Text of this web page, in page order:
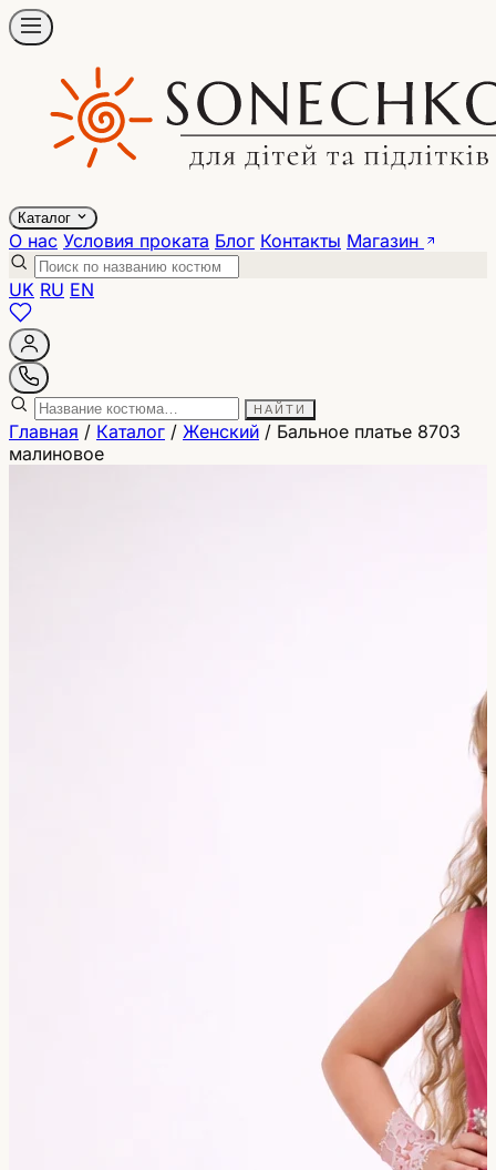
Каталог
О нас Условия проката Блог Контакты Магазин
UK RU EN
НАЙТИ
Главная / Каталог / Женский / Бальное платье 8703
малиновое